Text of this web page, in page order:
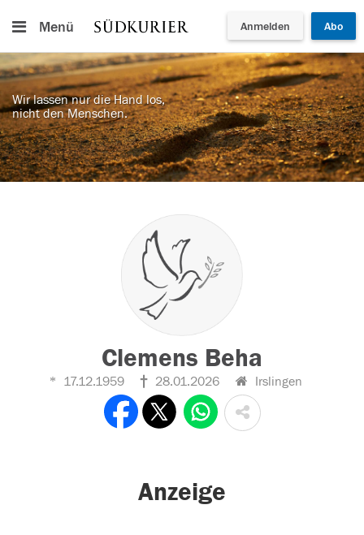
Menü Anmelden Abo
Wir lassen nur die Hand los,
nicht den Menschen.
Clemens Beha
17.12.1959 28.01.2026 Irslingen
Anzeige